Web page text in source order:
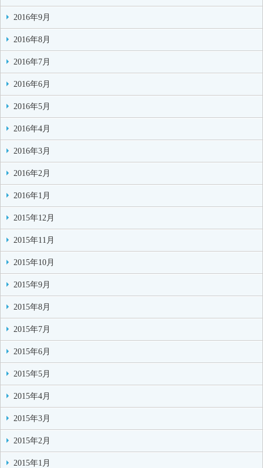
2016年9月
2016年8月
2016年7月
2016年6月
2016年5月
2016年4月
2016年3月
2016年2月
2016年1月
2015年12月
2015年11月
2015年10月
2015年9月
2015年8月
2015年7月
2015年6月
2015年5月
2015年4月
2015年3月
2015年2月
2015年1月